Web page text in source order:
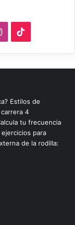
I
n
s
a
g
i
k
o
k
Estilos de
4
tu frecuencia
ejercicios para
de la rodilla: